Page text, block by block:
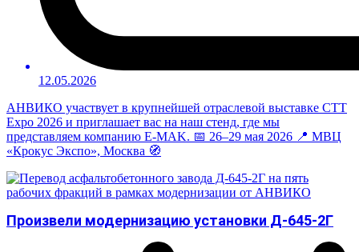
12.05.2026
АНВИКО участвует в крупнейшей отраслевой выставке CTT
Expo 2026 и приглашает вас на наш стенд, где мы
представляем компанию E-MAK. 📅 26–29 мая 2026 📍 МВЦ
«Крокус Экспо», Москва 🧭
Произвели модернизацию установки Д-645-2Г